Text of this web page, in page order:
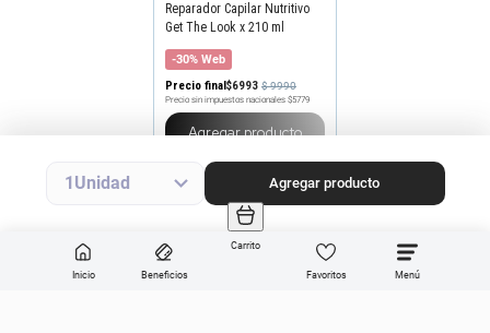
Inicio Beneficios
Carrito
Favoritos
1 Agregar producto
Reparador Capilar Nutritivo
Get The Look x 210 ml
-30% Web
Precio final$6993 $9990
Precio sin impuestos nacionales $5779
Agregar producto